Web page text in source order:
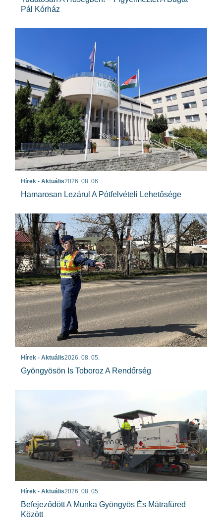
Pál Kórház
Hírek - Aktuális2026. 08. 06.
Hamarosan Lezárul A Pótfelvételi Lehetősége
Hírek - Aktuális2026. 08. 05.
Gyöngyösön Is Toboroz A Rendőrség
Hírek - Aktuális2026. 08. 05.
Befejeződött A Munka Gyöngyös És Mátrafüred
Között